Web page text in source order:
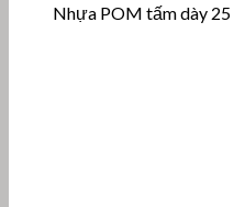
Nhựa POM tấm dày